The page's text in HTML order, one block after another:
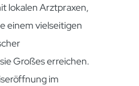
lokalen Arztpraxen,
einem vielseitigen
Großes erreichen.
im